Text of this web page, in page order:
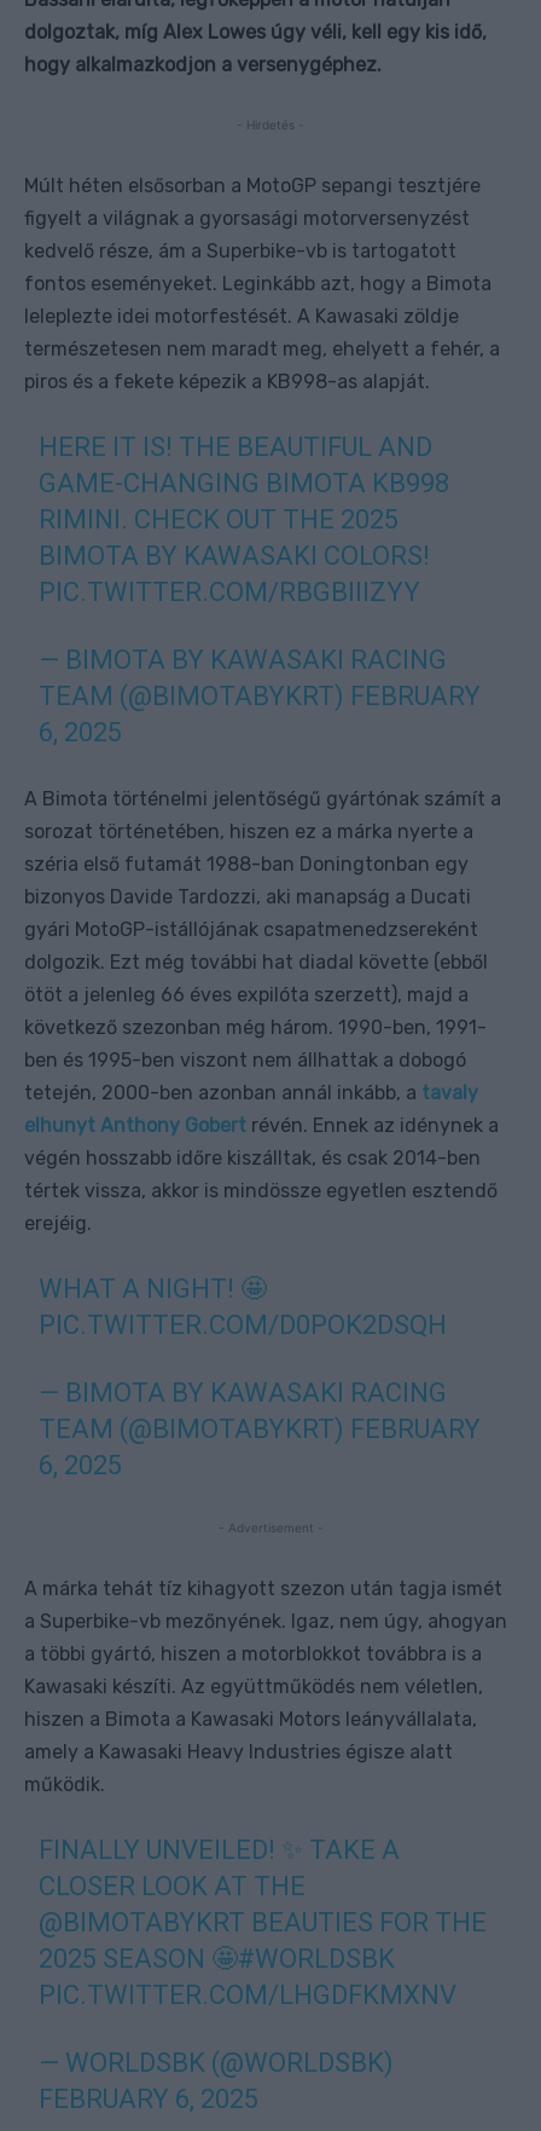
dolgoztak, míg Alex Lowes úgy véli, kell egy kis idő,
hogy alkalmazkodjon a versenygéphez.
- Hirdetés -
Múlt héten elsősorban a MotoGP sepangi tesztjére
figyelt a világnak a gyorsasági motorversenyzést
kedvelő része, ám a Superbike-vb is tartogatott
fontos eseményeket. Leginkább azt, hogy a Bimota
leleplezte idei motorfestését. A Kawasaki zöldje
természetesen nem maradt meg, ehelyett a fehér, a
piros és a fekete képezik a KB998-as alapját.
HERE IT IS! THE BEAUTIFUL AND
GAME-CHANGING BIMOTA KB998
RIMINI. CHECK OUT THE 2025
BIMOTA BY KAWASAKI COLORS!
PIC.TWITTER.COM/RBGBIIIZYY
— BIMOTA BY KAWASAKI RACING
TEAM (@BIMOTABYKRT) FEBRUARY
6, 2025
A Bimota történelmi jelentőségű gyártónak számít a
sorozat történetében, hiszen ez a márka nyerte a
széria első futamát 1988-ban Doningtonban egy
bizonyos Davide Tardozzi, aki manapság a Ducati
gyári MotoGP-istállójának csapatmenedzsereként
dolgozik. Ezt még további hat diadal követte (ebből
ötöt a jelenleg 66 éves expilóta szerzett), majd a
következő szezonban még három. 1990-ben, 1991-
ben és 1995-ben viszont nem állhattak a dobogó
tetején, 2000-ben azonban annál inkább, a tavaly
elhunyt Anthony Gobert révén. Ennek az idénynek a
végén hosszabb időre kiszálltak, és csak 2014-ben
tértek vissza, akkor is mindössze egyetlen esztendő
erejéig.
WHAT A NIGHT! 🤩
PIC.TWITTER.COM/D0POK2DSQH
— BIMOTA BY KAWASAKI RACING
TEAM (@BIMOTABYKRT) FEBRUARY
6, 2025
- Advertisement -
A márka tehát tíz kihagyott szezon után tagja ismét
a Superbike-vb mezőnyének. Igaz, nem úgy, ahogyan
a többi gyártó, hiszen a motorblokkot továbbra is a
Kawasaki készíti. Az együttműködés nem véletlen,
hiszen a Bimota a Kawasaki Motors leányvállalata,
amely a Kawasaki Heavy Industries égisze alatt
működik.
FINALLY UNVEILED! ✨ TAKE A
CLOSER LOOK AT THE
@BIMOTABYKRT BEAUTIES FOR THE
2025 SEASON 🤩#WORLDSBK
PIC.TWITTER.COM/LHGDFKMXNV
— WORLDSBK (@WORLDSBK)
FEBRUARY 6, 2025